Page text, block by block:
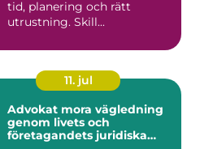
tid, planering och rätt
utrustning. Skill...
11. jul
Advokat mora vägledning
genom livets och
företagandets juridiska